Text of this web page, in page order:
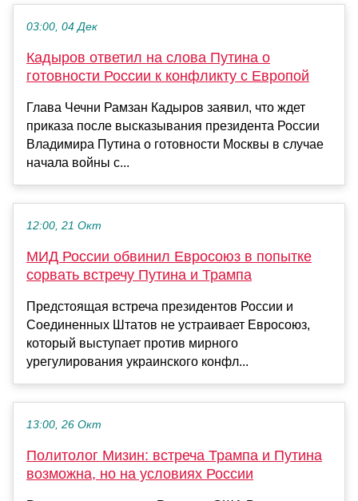
03:00, 04 Дек
Кадыров ответил на слова Путина о
готовности России к конфликту с Европой
Глава Чечни Рамзан Кадыров заявил, что ждет
приказа после высказывания президента России
Владимира Путина о готовности Москвы в случае
начала войны с...
12:00, 21 Окт
МИД России обвинил Евросоюз в попытке
сорвать встречу Путина и Трампа
Предстоящая встреча президентов России и
Соединенных Штатов не устраивает Евросоюз,
который выступает против мирного
урегулирования украинского конфл...
13:00, 26 Окт
Политолог Мизин: встреча Трампа и Путина
возможна, но на условиях России